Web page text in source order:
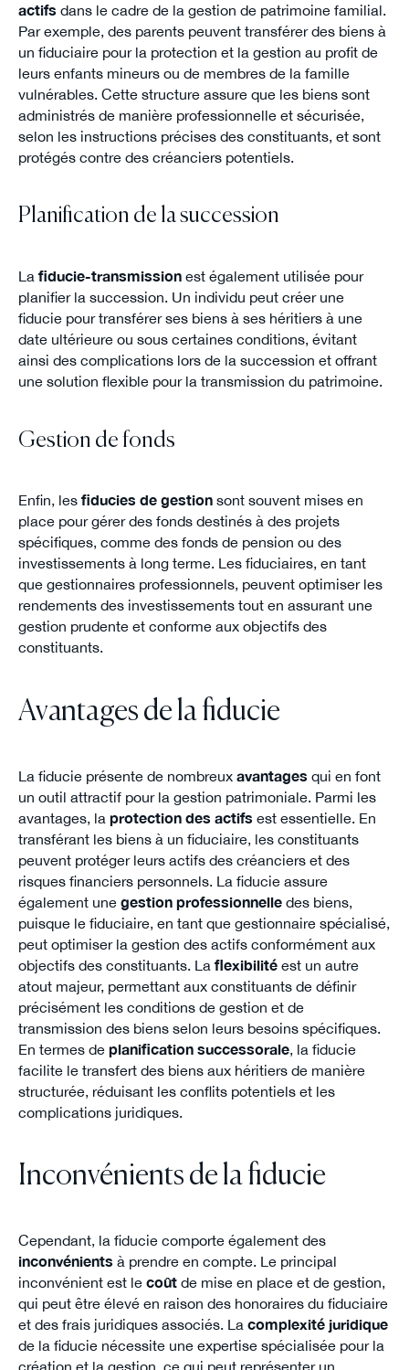
actifs dans le cadre de la gestion de patrimoine familial.
Par exemple, des parents peuvent transférer des biens à
un fiduciaire pour la protection et la gestion au profit de
leurs enfants mineurs ou de membres de la famille
vulnérables. Cette structure assure que les biens sont
administrés de manière professionnelle et sécurisée,
selon les instructions précises des constituants, et sont
protégés contre des créanciers potentiels.
Planification de la succession
La fiducie-transmissionest également utilisée pour
planifier la succession. Un individu peut créer une
fiducie pour transférer ses biens à ses héritiers à une
date ultérieure ou sous certaines conditions, évitant
ainsi des complications lors de la succession et offrant
une solution flexible pour la transmission du patrimoine.
Gestion de fonds
Enfin, les fiducies de gestionsont souvent mises en
place pour gérer des fonds destinés à des projets
spécifiques, comme des fonds de pension ou des
investissements à long terme. Les fiduciaires, en tant
que gestionnaires professionnels, peuvent optimiser les
rendements des investissements tout en assurant une
gestion prudente et conforme aux objectifs des
constituants.
Avantages de la fiducie
La fiducie présente de nombreux avantages qui en font
un outil attractif pour la gestion patrimoniale. Parmi les
avantages, la protection des actifs est essentielle. En
transférant les biens à un fiduciaire, les constituants
peuvent protéger leurs actifs des créanciers et des
risques financiers personnels. La fiducie assure
également une gestion professionnelledes biens,
puisque le fiduciaire, en tant que gestionnaire spécialisé,
peut optimiser la gestion des actifs conformément aux
objectifs des constituants. La flexibilitéest un autre
atout majeur, permettant aux constituants de définir
précisément les conditions de gestion et de
transmission des biens selon leurs besoins spécifiques.
En termes de planification successorale, la fiducie
facilite le transfert des biens aux héritiers de manière
structurée, réduisant les conflits potentiels et les
complications juridiques.
Inconvénients de la fiducie
Cependant, la fiducie comporte également des
inconvénients à prendre en compte. Le principal
inconvénient est le coûtde mise en place et de gestion,
qui peut être élevé en raison des honoraires du fiduciaire
et des frais juridiques associés. La complexité juridique
de la fiducie nécessite une expertise spécialisée pour la
création et la gestion, ce qui peut représenter un